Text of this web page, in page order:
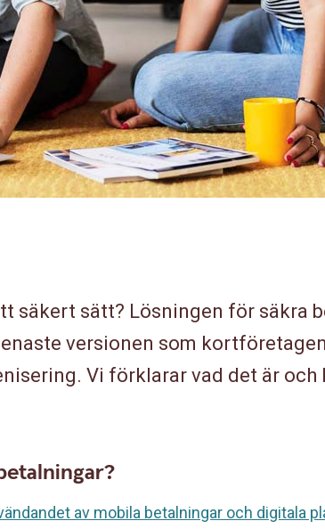
säkert sätt? Lösningen för säkra
versionen som
Vi förklarar vad det är och
av mobila betalningar och digitala